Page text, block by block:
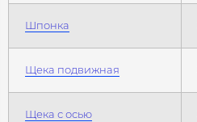
Шпонка
Щека подвижная
Щека с осью